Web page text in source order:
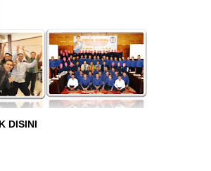
DISINI